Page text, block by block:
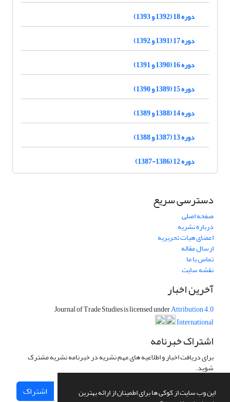
این وب سایت از کوکی ها برای اطمینان از ارائه بهترین
دوره 18 (1392 و 1393)
دوره 17 (1391 و 1392)
دوره 16 (1390 و 1391)
دوره 15 (1389 و 1390)
دوره 14 (1388 و 1389)
دوره 13 (1387 و 1388)
دوره 12 (1386-1387)
دسترسی سریع
صفحه اصلی
درباره نشریه
اعضای هیات تحریریه
ارسال مقاله
تماس با ما
نقشه سایت
آخرین اخبار
Journal of Trade Studies is licensed underAttribution 4.0
International
اشتراک خبرنامه
برای دریافت اخبار و اطلاعیه های مهم نشریه در خبرنامه نشریه مشترک
شوید.
اشتراک